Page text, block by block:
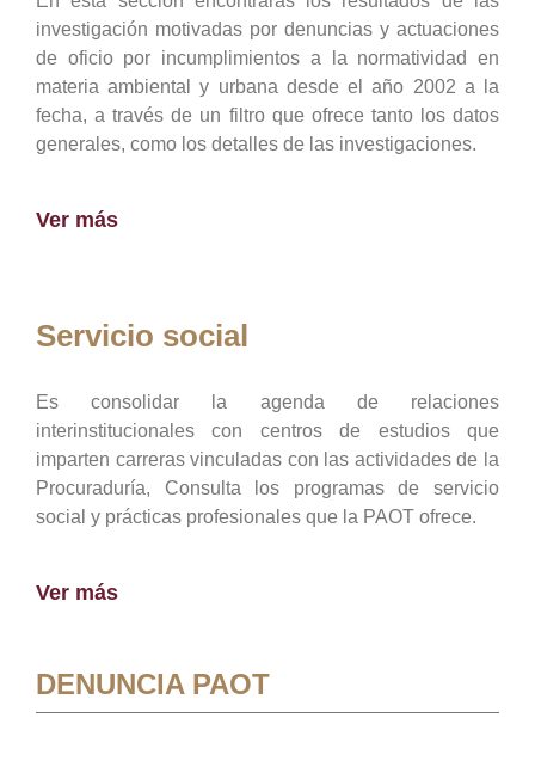
investigación motivadas por denuncias y actuaciones
de oficio por incumplimientos a la normatividad en
materia ambiental y urbana desde el año 2002 a la
fecha, a través de un filtro que ofrece tanto los datos
generales, como los detalles de las investigaciones.
Ver más
Servicio social
Es consolidar la agenda de relaciones
interinstitucionales con centros de estudios que
imparten carreras vinculadas con las actividades de la
Procuraduría, Consulta los programas de servicio
social y prácticas profesionales que la PAOT ofrece.
Ver más
DENUNCIA PAOT